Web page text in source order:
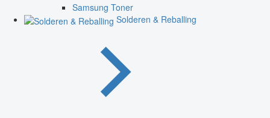
Samsung Toner
Solderen & Reballing